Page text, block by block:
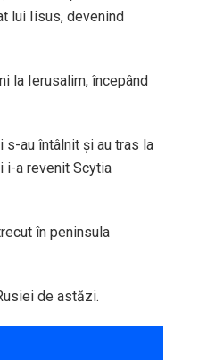
lui Iisus, devenind
la Ierusalim, începând
s-au întâlnit și au tras la
i-a revenit Scytia
în peninsula
de astăzi.